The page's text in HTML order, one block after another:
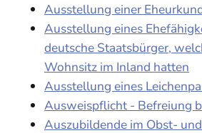
Ausstellung einer
Ausstellung eines
deutsche Staatsbürger,
Wohnsitz im Inland hatten
Ausstellung eines
Ausweispflicht - Befreiung
Auszubildende im Obst-